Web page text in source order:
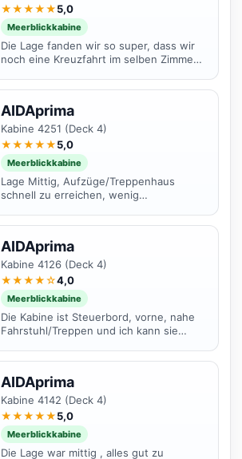
★★★★★5,0
Meerblickkabine
Die Lage fanden wir so super, dass wir
noch eine Kreuzfahrt im selben Zimmer
AIDAprima
Kabine 4251 (Deck 4)
★★★★★5,0
Meerblickkabine
Lage Mittig, Aufzüge/Treppenhaus
schnell zu erreichen, wenig
AIDAprima
Kabine 4126 (Deck 4)
★★★★☆4,0
Meerblickkabine
Die Kabine ist Steuerbord, vorne, nahe
Fahrstuhl/Treppen und ich kann sie
AIDAprima
Kabine 4142 (Deck 4)
★★★★★5,0
Meerblickkabine
Die Lage war mittig , alles gut zu